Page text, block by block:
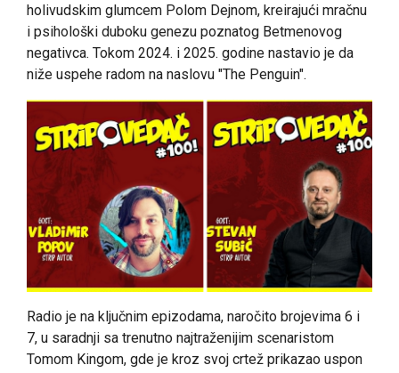
holivudskim glumcem Polom Dejnom, kreirajući mračnu
i psihološki duboku genezu poznatog Betmenovog
negativca. Tokom 2024. i 2025. godine nastavio je da
niže uspehe radom na naslovu "The Penguin".
Radio je na ključnim epizodama, naročito brojevima 6 i
7, u saradnji sa trenutno najtraženijim scenaristom
Tomom Kingom, gde je kroz svoj crtež prikazao uspon